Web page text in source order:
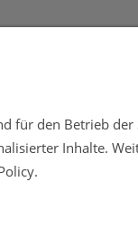
für den Betrieb der
Inhalte.